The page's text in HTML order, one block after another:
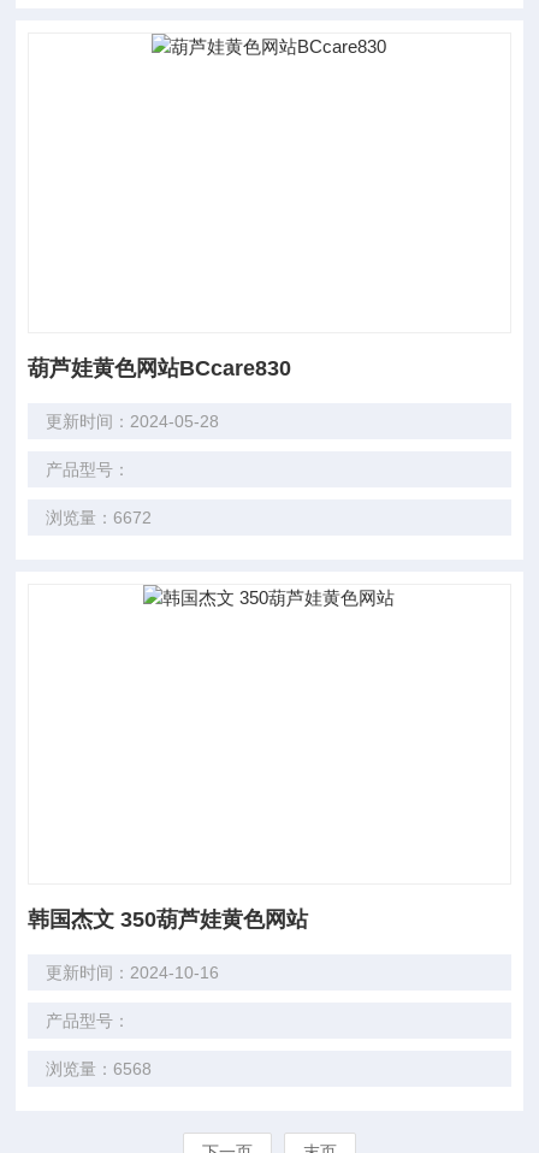
葫芦娃黄色网站BCcare830
更新时间：2024-05-28
产品型号：
浏览量：6672
韩国杰文 350葫芦娃黄色网站
更新时间：2024-10-16
产品型号：
浏览量：6568